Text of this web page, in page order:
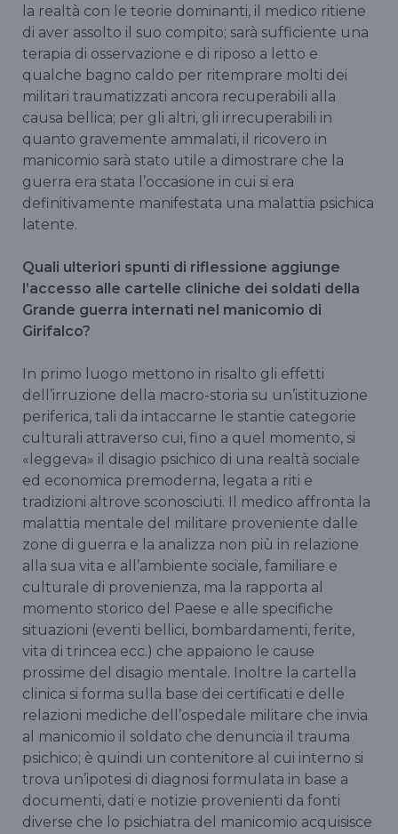
la realtà con le teorie dominanti, il medico ritiene
di aver assolto il suo compito; sarà sufficiente una
terapia di osservazione e di riposo a letto e
qualche bagno caldo per ritemprare molti dei
militari traumatizzati ancora recuperabili alla
causa bellica; per gli altri, gli irrecuperabili in
quanto gravemente ammalati, il ricovero in
manicomio sarà stato utile a dimostrare che la
guerra era stata l’occasione in cui si era
definitivamente manifestata una malattia psichica
latente.
Quali ulteriori spunti di riflessione aggiunge
l’accesso alle cartelle cliniche dei soldati della
Grande guerra internati nel manicomio di
Girifalco?
In primo luogo mettono in risalto gli effetti
dell’irruzione della macro-storia su un’istituzione
periferica, tali da intaccarne le stantie categorie
culturali attraverso cui, fino a quel momento, si
«leggeva» il disagio psichico di una realtà sociale
ed economica premoderna, legata a riti e
tradizioni altrove sconosciuti. Il medico affronta la
malattia mentale del militare proveniente dalle
zone di guerra e la analizza non più in relazione
alla sua vita e all’ambiente sociale, familiare e
culturale di provenienza, ma la rapporta al
momento storico del Paese e alle specifiche
situazioni (eventi bellici, bombardamenti, ferite,
vita di trincea ecc.) che appaiono le cause
prossime del disagio mentale. Inoltre la cartella
clinica si forma sulla base dei certificati e delle
relazioni mediche dell’ospedale militare che invia
al manicomio il soldato che denuncia il trauma
psichico; è quindi un contenitore al cui interno si
trova un’ipotesi di diagnosi formulata in base a
documenti, dati e notizie provenienti da fonti
diverse che lo psichiatra del manicomio acquisisce